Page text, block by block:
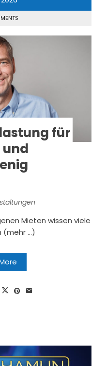
für
Mieten wissen viele
(mehr …)